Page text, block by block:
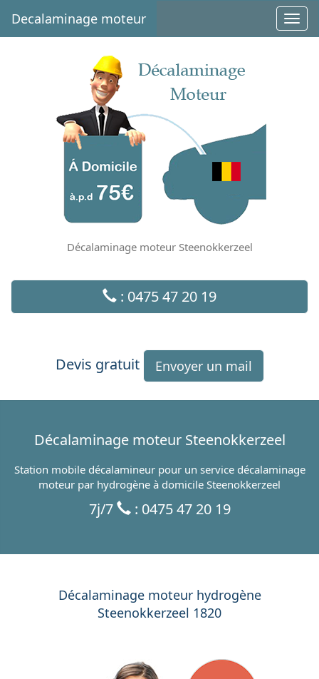
Decalaminage moteur
Décalaminage moteur Steenokkerzeel
: 0475 47 20 19
Devis gratuit Envoyer un mail
Décalaminage moteur Steenokkerzeel
Station mobile décalamineur pour un service décalaminage
moteur par hydrogène à domicile Steenokkerzeel
7j/7 : 0475 47 20 19
Décalaminage moteur hydrogène
Steenokkerzeel 1820